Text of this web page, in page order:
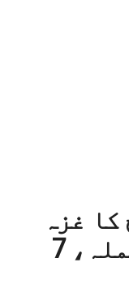
غزہ
میں خیمہ بستی پر حملہ، 7